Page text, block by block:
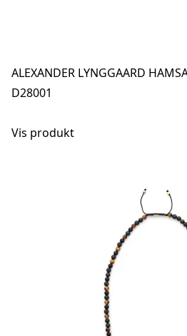
ALEXANDER LYNGGAARD
D28001
Vis produkt